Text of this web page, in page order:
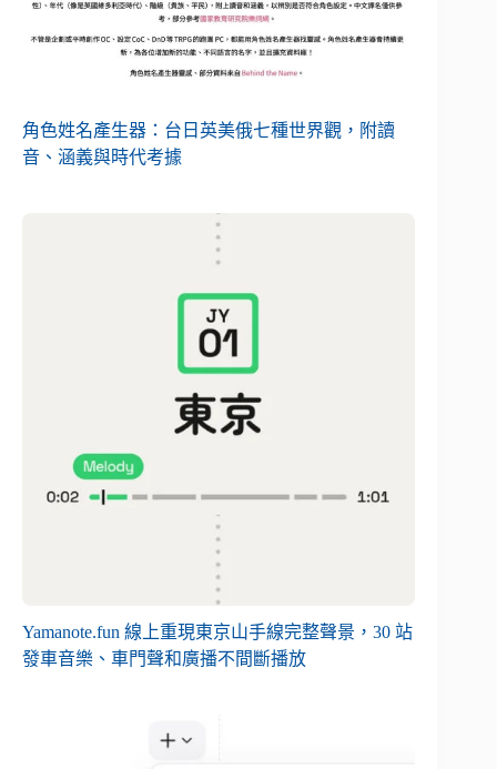
角色姓名產生器：台日英美俄七種世界觀，附讀
音、涵義與時代考據
Yamanote.fun 線上重現東京山手線完整聲景，30 站
發車音樂、車門聲和廣播不間斷播放